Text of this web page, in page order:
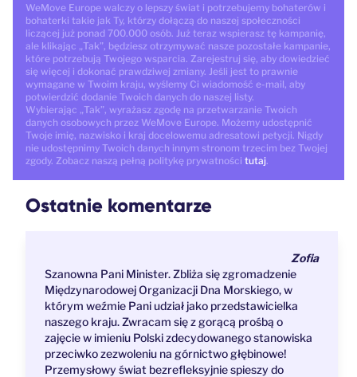
WeMove Europe walczy o lepszy świat i potrzebujemy bohaterów i
bohaterki takie jak Ty, którzy dołączą do naszej społeczności
liczącej już ponad 700.000 osób. Już teraz wspierasz tę kampanię,
ale klikając „Tak”, będziesz otrzymywać nasze pozostałe kampanie,
które potrzebują Twojego wsparcia. Zarejestruj się, aby dowiedzieć
się więcej i dokonać prawdziwej zmiany. Jeśli jest to prawnie
wymagane w Twoim kraju, wyślemy Ci wiadomość e-mail, aby
potwierdzić dodanie Twoich danych do naszej listy.
Wybierając „Tak”, wyrażasz zgodę na przetwarzanie Twoich
danych osobowych przez WeMove Europe. Możemy udostępnić
Twoje imię, nazwisko i kraj docelowemu adresatowi petycji. Nigdy
nie udostępnimy Twoich danych innym stronom trzecim bez Twojej
zgody. Zobacz naszą pełną politykę prywatności tutaj.
Ostatnie komentarze
Zofia
Szanowna Pani Minister. Zbliża się zgromadzenie
Międzynarodowej Organizacji Dna Morskiego, w
którym weźmie Pani udział jako przedstawicielka
naszego kraju. Zwracam się z gorącą prośbą o
zajęcie w imieniu Polski zdecydowanego stanowiska
przeciwko zezwoleniu na górnictwo głębinowe!
Przemysłowy świat bezrefleksyjnie spieszy do